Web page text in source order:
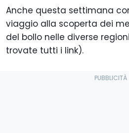
Anche questa settimana
viaggio alla scoperta dei
del bollo nelle diverse
trovate tutti i link).